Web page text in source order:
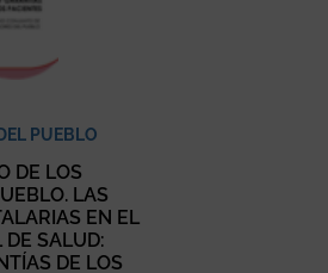
PUEBLO
DE LOS
LAS
EN EL
SALUD:
DE LOS